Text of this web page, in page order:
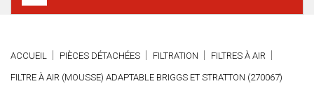
ACCUEIL PIÈCES DÉTACHÉES FILTRATION FILTRES À AIR
FILTRE À AIR (MOUSSE) ADAPTABLE BRIGGS ET STRATTON (270067)